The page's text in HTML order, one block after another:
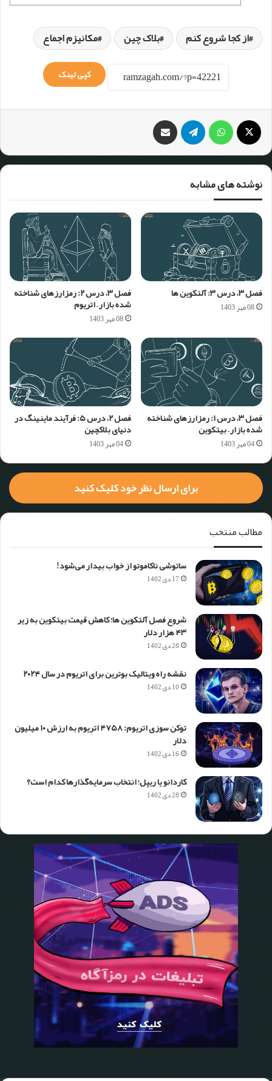
از کجا شروع کنم بلاک چین مکانیزم اجماع
کپی لینک
نوشته های مشابه
فصل ۳، درس ۳: آلتکوین ها
08 مهر 1403
فصل ۳، درس ۲: رمزارزهای شناخته
شده بازار – اتریوم
08 مهر 1403
فصل ۳، درس ۱: رمزارزهای شناخته
شده بازار – بیتکوین
04 مهر 1403
فصل ۲، درس ۵:‌ فرآیند ماینینگ در
دنیای بلاکچین
04 مهر 1403
برای ارسال نظر خود کلیک کنید
مطالب منتخب
ساتوشی ناکاموتو از خواب بیدار می‌شود!
17 دی 1402
شروع فصل آلتکوین ها؛ کاهش قیمت بیتکوین به زیر
۴۳ هزار دلار
28 دی 1402
نقشه راه ویتالیک بوترین برای اتریوم در سال ۲۰۲۴
10 دی 1402
توکن سوزی اتریوم: ۴۷۵۸ اتریوم به ارزش ۱۰ میلیون
دلار
16 دی 1402
کاردانو یا ریپل؛ انتخاب سرمایه‌گذارها کدام است؟
28 دی 1402